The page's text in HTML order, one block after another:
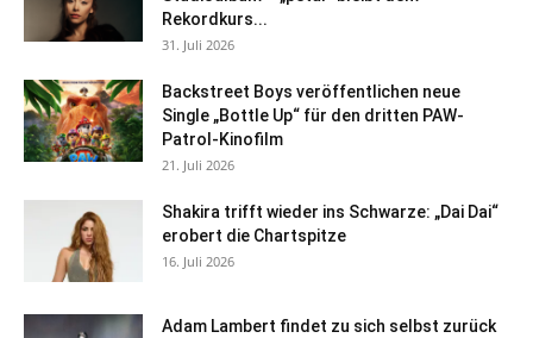
Rekordkurs...
31. Juli 2026
Backstreet Boys veröffentlichen neue
Single „Bottle Up“ für den dritten PAW-
Patrol-Kinofilm
21. Juli 2026
Shakira trifft wieder ins Schwarze: „Dai Dai“
erobert die Chartspitze
16. Juli 2026
Adam Lambert findet zu sich selbst zurück